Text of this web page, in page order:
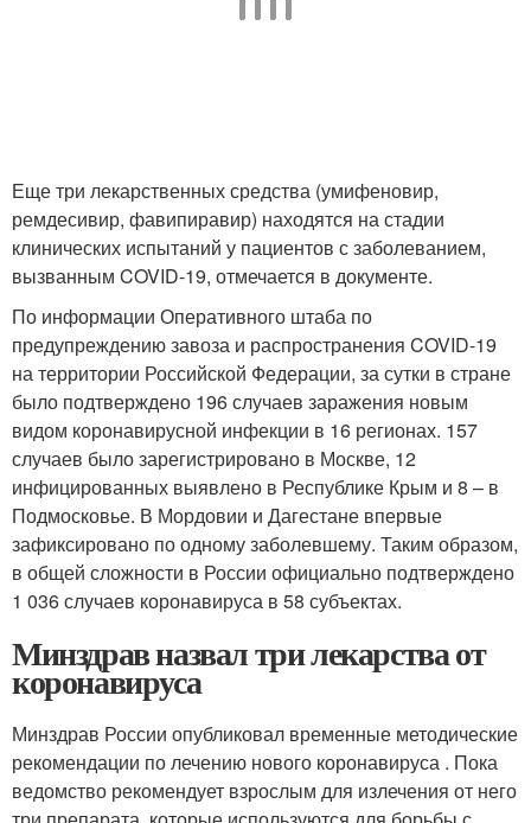
Еще три лекарственных средства (умифеновир,
ремдесивир, фавипиравир) находятся на стадии
клинических испытаний у пациентов с заболеванием,
вызванным COVID-19, отмечается в документе.
По информации Оперативного штаба по
предупреждению завоза и распространения COVID-19
на территории Российской Федерации, за сутки в стране
было подтверждено 196 случаев заражения новым
видом коронавирусной инфекции в 16 регионах. 157
случаев было зарегистрировано в Москве, 12
инфицированных выявлено в Республике Крым и 8 – в
Подмосковье. В Мордовии и Дагестане впервые
зафиксировано по одному заболевшему. Таким образом,
в общей сложности в России официально подтверждено
1 036 случаев коронавируса в 58 субъектах.
Минздрав назвал три лекарства от
коронавируса
Минздрав России опубликовал временные методические
рекомендации по лечению нового коронавируса . Пока
ведомство рекомендует взрослым для излечения от него